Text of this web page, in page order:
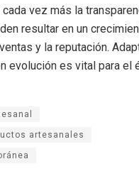
vez más la
resultar en un
y la reputación.
evolución es vital para el
artesanales